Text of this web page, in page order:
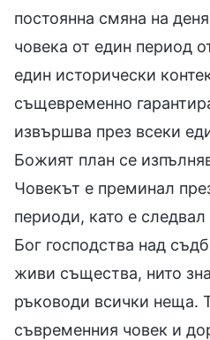
постоянна смяна на
човека от един период
един исторически
същевременно
извършва през всеки
Божият план се
Човекът е преминал
периоди, като е следвал
Бог господства над
живи същества, нито
ръководи всички неща.
съвременния човек и